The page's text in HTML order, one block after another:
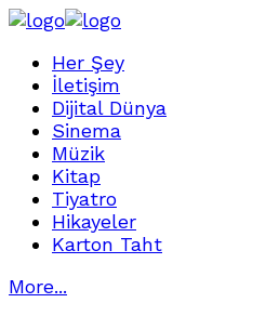
Her Şey
İletişim
Dijital Dünya
Sinema
Müzik
Kitap
Tiyatro
Hikayeler
Karton Taht
More...